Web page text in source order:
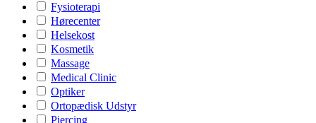
Fysioterapi
Hørecenter
Helsekost
Kosmetik
Massage
Medical Clinic
Optiker
Ortopædisk Udstyr
Piercing